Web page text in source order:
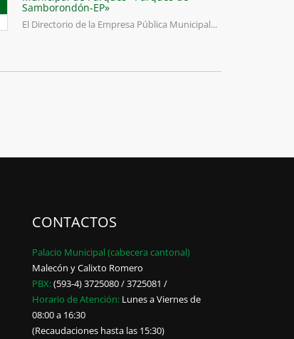
Samborondón-EP»
El Directorio de la Empresa Pública Municipal...
CONTACTOS
Palacio Municipal (cabecera cantonal)
Malecón y Calixto Romero
PBX:(593-4) 3725080 / 3725081 /
Horario de Atención:Lunes a Viernes de
08:00 a 16:30
(Recaudaciones hasta las 15:30)